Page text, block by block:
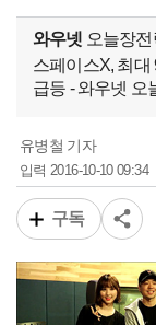
와우넷 오늘장전
스페이스X, 최대
급등 - 와우넷 오
유병철 기자
입력2016-10-10 09:34
구독